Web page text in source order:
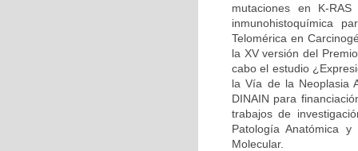
mutaciones en K-
inmunohistoquímica
Telomérica en
la XV versión del
cabo el estudio
la Vía de la Neoplasia
DINAIN para
trabajos de
Patología Anatómica
Molecular.